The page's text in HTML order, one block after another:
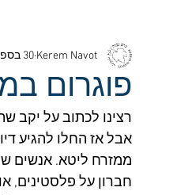
פוגרום
Kerem Navot 30 בספט׳ 2021
רצינו לכתוב על יקב
אבל אז החלו להגיע
ממזרח ליטא. אנשים
חברון על פלסטינים,